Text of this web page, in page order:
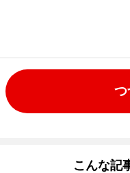
つ
こんな記